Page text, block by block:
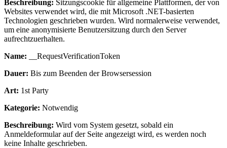
Beschreibung: Sitzungscookie für allgemeine Plattformen, der von
Websites verwendet wird, die mit Microsoft .NET-basierten
Technologien geschrieben wurden. Wird normalerweise verwendet,
um eine anonymisierte Benutzersitzung durch den Server
aufrechtzuerhalten.
Name: __RequestVerificationToken
Dauer: Bis zum Beenden der Browsersession
Art: 1st Party
Kategorie: Notwendig
Beschreibung: Wird vom System gesetzt, sobald ein
Anmeldeformular auf der Seite angezeigt wird, es werden noch
keine Inhalte geschrieben.